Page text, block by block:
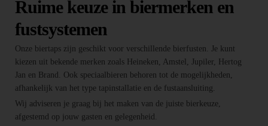
Ruime keuze in biermerken en
fustsystemen
Onze biertaps zijn geschikt voor verschillende bierfusten. Je kunt
kiezen uit bekende merken zoals Heineken, Amstel, Jupiler, Hertog
Jan en Brand. Ook speciaalbieren behoren tot de mogelijkheden,
afhankelijk van het type tapinstallatie en de fustaansluiting.
Wij adviseren je graag bij het maken van de juiste bierkeuze,
afgestemd op jouw gasten en gelegenheid.